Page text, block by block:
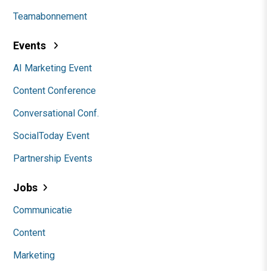
Teamabonnement
Events
AI Marketing Event
Content Conference
Conversational Conf.
SocialToday Event
Partnership Events
Jobs
Communicatie
Content
Marketing